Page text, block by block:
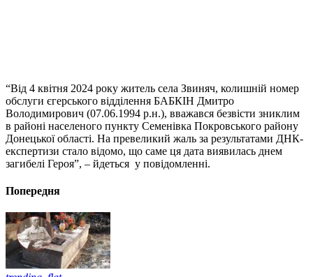
“Від 4 квітня 2024 року житель села Звиняч, колишній номер
обслуги єгерського відділення БАБКІН Дмитро
Володимирович (07.06.1994 р.н.), вважався безвісти зниклим
в районі населеного пункту Семенівка Покровського району
Донецької області. На превеликий жаль за результатами ДНК-
експертизи стало відомо, що саме ця дата виявилась днем
загибелі Героя”, – йдеться у повідомленні.
Попередня